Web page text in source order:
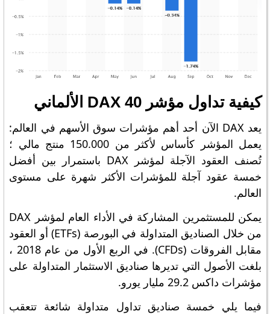
كيفية تداول مؤشر DAX 40 الألماني
يعد DAX الآن أحد أهم مؤشرات سوق الأسهم في العالم:
يعمل المؤشر كأساس لأكثر من 150.000 منتج مالي ؛
تُصنف العقود الآجلة لمؤشر DAX باستمرار بين أفضل
خمسة عقود آجلة للمؤشرات الأكثر شهرة على مستوى
العالم.
يمكن للمستثمرين المشاركة في الأداء العام لمؤشر DAX
من خلال الصناديق المتداولة في البورصة (ETFs) أو العقود
مقابل الفروقات (CFDs). في الربع الأول من عام 2018 ،
بلغت الأصول التي تديرها صناديق الاستثمار المتداولة على
مؤشرات داكس 29.2 مليار يورو.
فيما يلي خمسة صناديق تداول متداولة شائعة تتعقب